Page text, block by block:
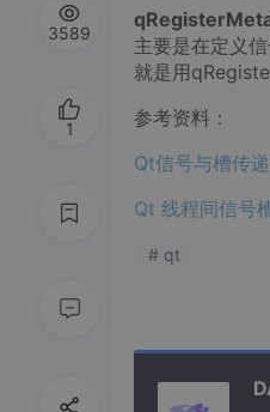
主要是在定义
就是用
参考资料：
Qt信号与槽传
Qt 线程间信号
# qt
3589
1